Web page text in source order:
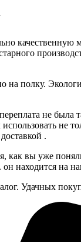
качественную
на полку.
не
не
.
как вы уже
на
Удачных